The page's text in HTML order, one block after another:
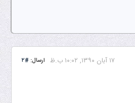
ارسال: #۲
۱۷ آبان ۱۳۹۰, ۱۰:۰۲ ب.ظ